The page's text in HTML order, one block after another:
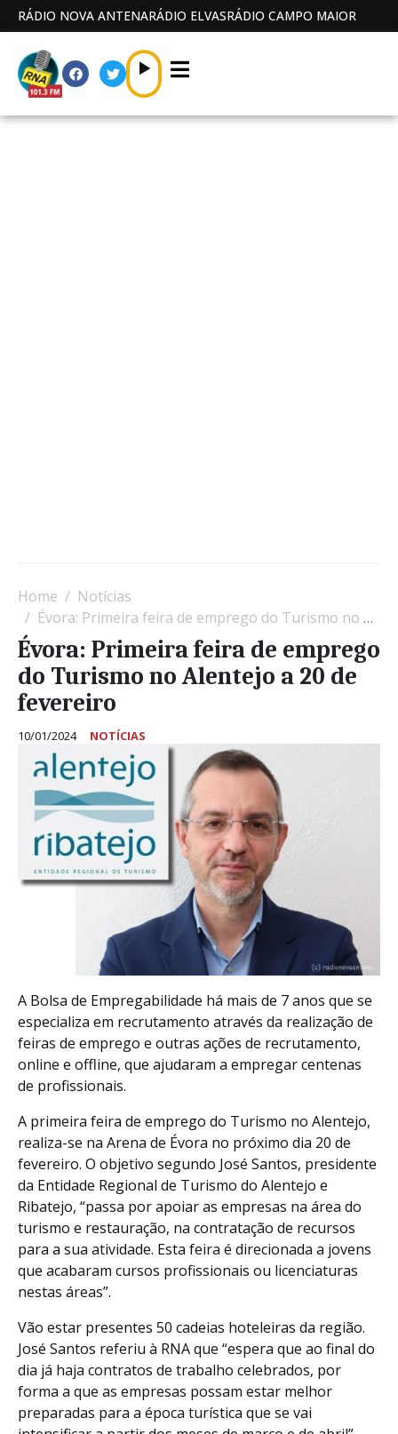
RÁDIO NOVA ANTENARÁDIO ELVASRÁDIO CAMPO MAIOR
Home
Notícias
Évora: Primeira feira de emprego do Turismo no Alentejo a 20 de fevereiro
Évora: Primeira feira de emprego
do Turismo no Alentejo a 20 de
fevereiro
10/01/2024 NOTÍCIAS
A Bolsa de Empregabilidade há mais de 7 anos que se
especializa em recrutamento através da realização de
feiras de emprego e outras ações de recrutamento,
online e offline, que ajudaram a empregar centenas
de profissionais.
A primeira feira de emprego do Turismo no Alentejo,
realiza-se na Arena de Évora no próximo dia 20 de
fevereiro. O objetivo segundo José Santos, presidente
da Entidade Regional de Turismo do Alentejo e
Ribatejo, “passa por apoiar as empresas na área do
turismo e restauração, na contratação de recursos
para a sua atividade. Esta feira é direcionada a jovens
que acabaram cursos profissionais ou licenciaturas
nestas áreas”.
Vão estar presentes 50 cadeias hoteleiras da região.
José Santos referiu à RNA que “espera que ao final do
dia já haja contratos de trabalho celebrados, por
forma a que as empresas possam estar melhor
preparadas para a época turística que se vai